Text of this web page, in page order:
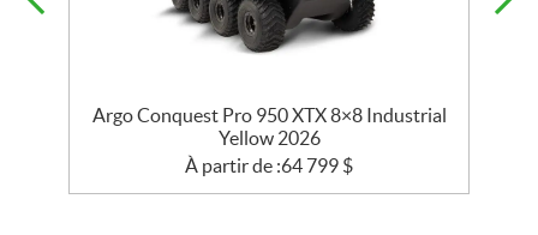
Argo Conquest Pro 950 XTX 8×8 Industrial
Yellow 2026
À partir de :64 799 $